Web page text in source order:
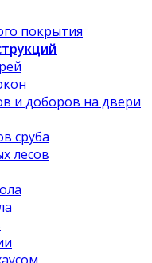
покрытия
и доборов на двери
сруба
лесов